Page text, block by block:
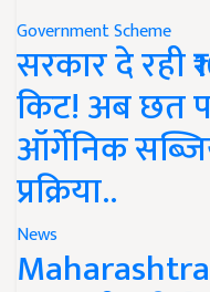
Government Scheme
सरकार दे रही
किट! अब छत
ऑर्गेनिक
प्रक्रिया..
News